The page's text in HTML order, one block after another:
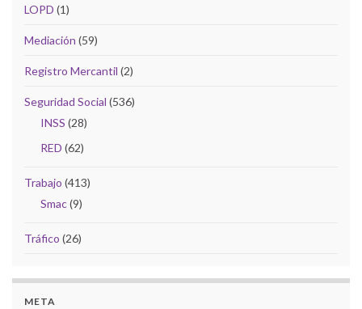
LOPD (1)
Mediación (59)
Registro Mercantil (2)
Seguridad Social (536)
INSS (28)
RED (62)
Trabajo (413)
Smac(9)
Tráfico (26)
META